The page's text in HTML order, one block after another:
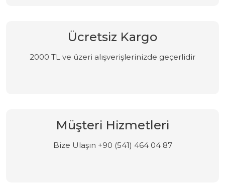
Ücretsiz Kargo
2000 TL ve üzeri alışverişlerinizde geçerlidir
Müşteri Hizmetleri
Bize Ulaşın +90 (541) 464 04 87